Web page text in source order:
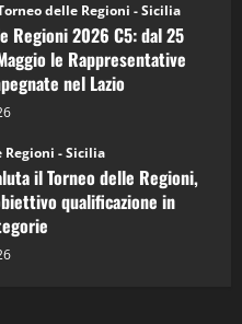
delle Regioni - Sicilia
Regioni 2026 C5: dal 25
le Rappresentative
nel Lazio
Regioni - Sicilia
il Torneo delle Regioni,
qualificazione in